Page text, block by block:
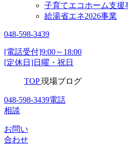
子育てエコホーム支援
給湯省エネ2026事業
048-598-3439
[電話受付]9:00～18:00
[定休日]日曜・祝日
TOP 現場ブログ
048-598-3439電話
相談
お問い
合わせ